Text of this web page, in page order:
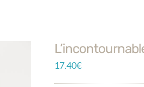
17.40€